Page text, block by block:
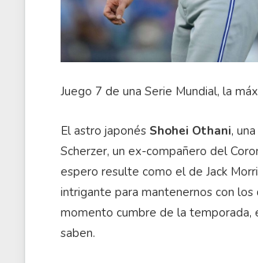
Juego 7 de una Serie Mundial, la
El astro japonés Shohei Othani,
Scherzer, un ex-compañero del
espero resulte como el de Jack
intrigante para mantenernos con
momento cumbre de la temporada,
saben.